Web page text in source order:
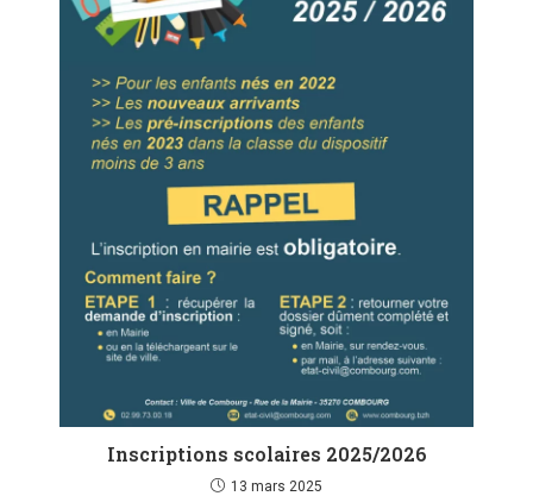
Inscriptions scolaires 2025/2026
13 mars 2025